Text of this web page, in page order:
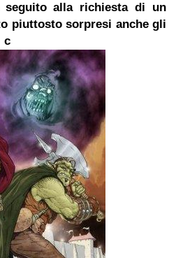
alla richiesta di un
piuttosto sorpresi anche gli
c